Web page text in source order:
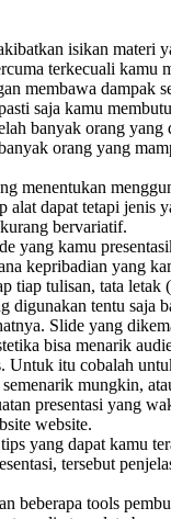
isikan materi
terkecuali kamu
membawa dampak
saja kamu
banyak orang yang
orang yang
menentukan
alat dapat tetapi jenis
bervariatif.
yang kamu
kepribadian yang
tiap tulisan, tata letak
digunakan tentu saja
Slide yang
bisa menarik
Untuk itu cobalah
mungkin,
presentasi yang
website.
yang dapat kamu
tersebut
beberapa tools